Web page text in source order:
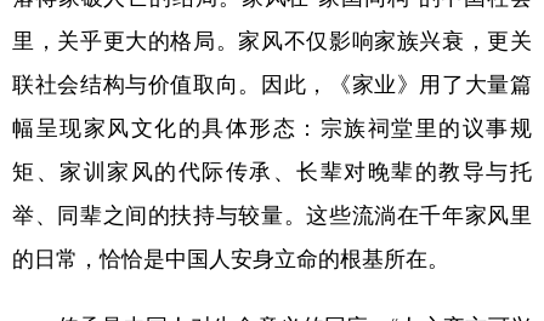
里，关乎更大的格局。家风不仅影响家族兴衰，更关
联社会结构与价值取向。因此，《家业》用了大量篇
幅呈现家风文化的具体形态：宗族祠堂里的议事规
矩、家训家风的代际传承、长辈对晚辈的教导与托
举、同辈之间的扶持与较量。这些流淌在千年家风里
的日常，恰恰是中国人安身立命的根基所在。